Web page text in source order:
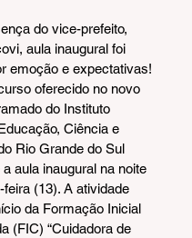
do vice-prefeito,
aula inaugural foi
emoção e expectativas!
oferecido no novo
do Instituto
Ciência e
Rio Grande do Sul
aula inaugural na noite
feira (13). A atividade
da Formação Inicial
(FIC) “Cuidadora de